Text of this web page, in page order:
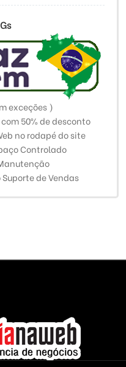
exceções )
50% de desconto
no rodapé do site
Controlado
de Vendas